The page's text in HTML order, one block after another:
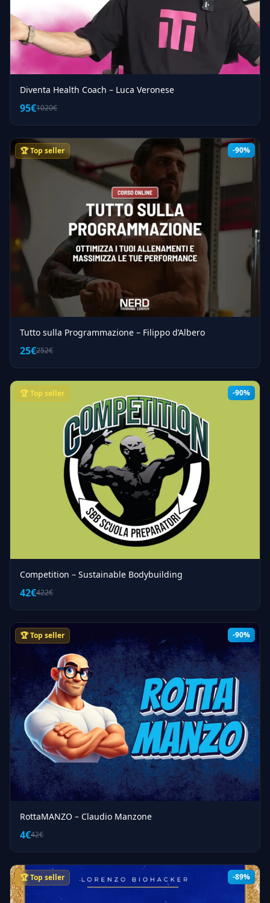
Diventa Health Coach – Luca Veronese
95€1020€
-90%
🏆 Top seller
Tutto sulla Programmazione – Filippo d’Albero
25€252€
-90%
🏆 Top seller
Competition – Sustainable Bodybuilding
42€422€
-90%
🏆 Top seller
RottaMANZO – Claudio Manzone
4€42€
-89%
🏆 Top seller